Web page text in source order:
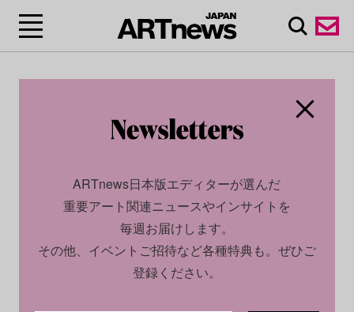
ARTnews日本版エディターが選んだ
重要アート関連ニュースやインサイトを
毎週お届けします。
その他、イベントご招待など各種特典も。ぜひご
登録ください。